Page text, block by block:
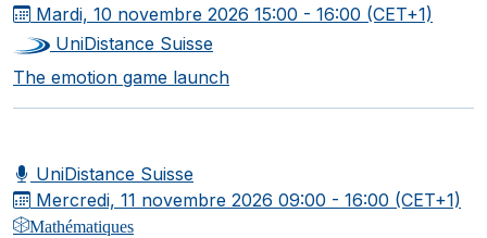
Mardi, 10 novembre 2026 15:00 - 16:00 (CET+1)
UniDistance Suisse
The emotion game launch
UniDistance Suisse
Mercredi, 11 novembre 2026 09:00 - 16:00 (CET+1)
Mathématiques